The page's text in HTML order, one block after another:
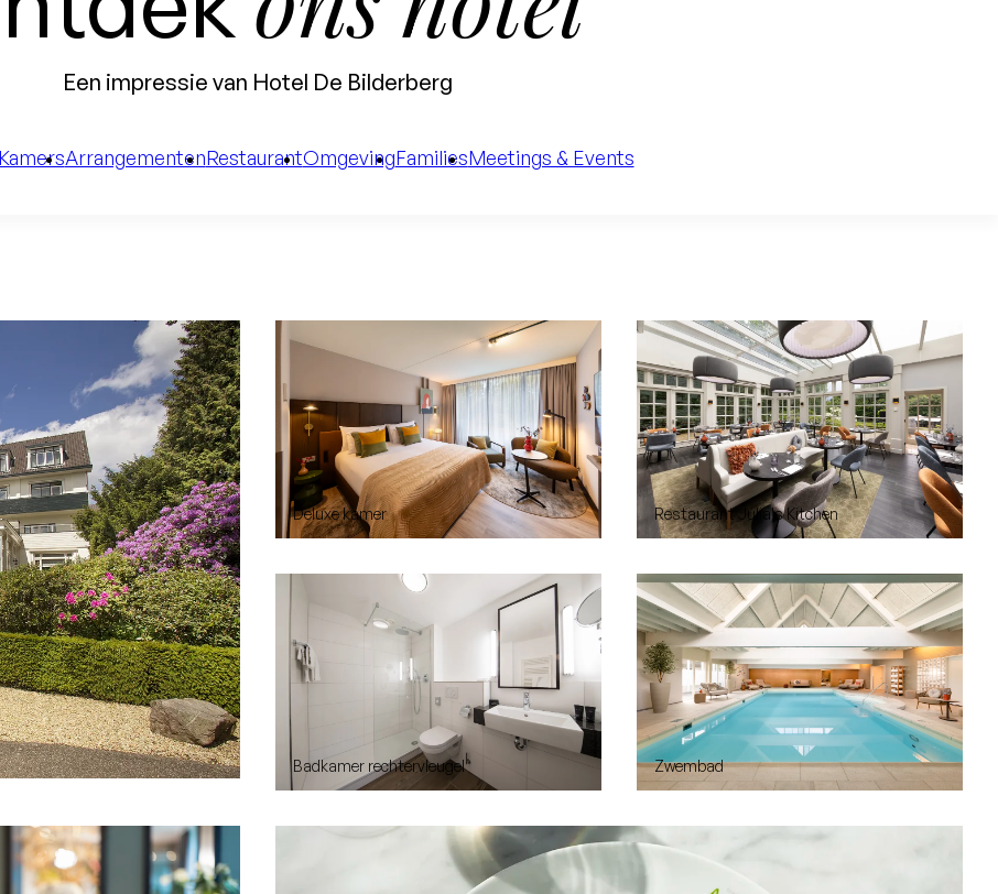
Een impressie van Hotel De Bilderberg
KamersArrangementenRestaurantOmgevingFamiliesMeetings & Events
Deluxe kamer Restaurant Julia's Kitchen
Badkamer rechtervleugel Zwembad